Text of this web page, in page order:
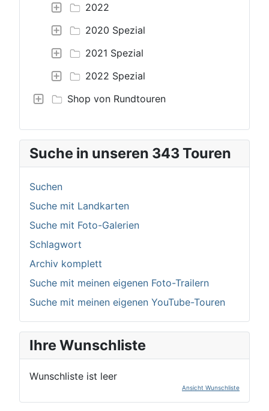
2022
2020 Spezial
2021 Spezial
2022 Spezial
Shop von Rundtouren
Suche in unseren 343 Touren
Suchen
Suche mit Landkarten
Suche mit Foto-Galerien
Schlagwort
Archiv komplett
Suche mit meinen eigenen Foto-Trailern
Suche mit meinen eigenen YouTube-Touren
Ihre Wunschliste
Wunschliste ist leer
Ansicht Wunschliste